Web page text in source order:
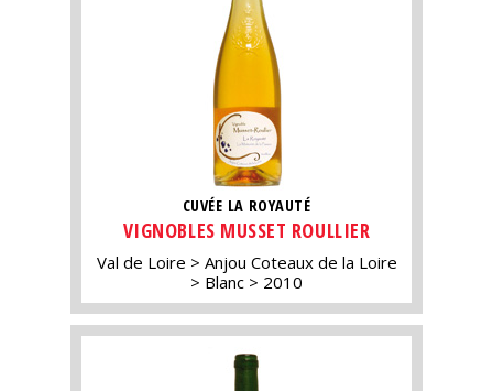
CUVÉE LA ROYAUTÉ
VIGNOBLES MUSSET ROULLIER
Val de Loire
Anjou Coteaux de la Loire
Blanc
2010